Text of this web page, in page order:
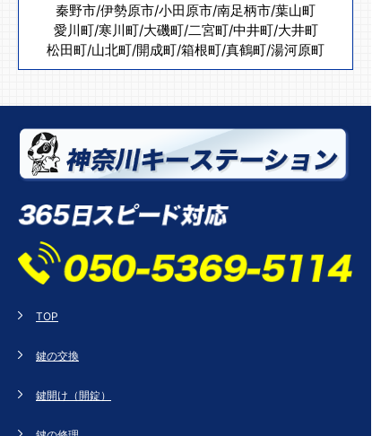
秦野市/伊勢原市/小田原市/南足柄市/葉山町
愛川町/寒川町/大磯町/二宮町/中井町/大井町
松田町/山北町/開成町/箱根町/真鶴町/湯河原町
TOP
鍵の交換
鍵開け（開錠）